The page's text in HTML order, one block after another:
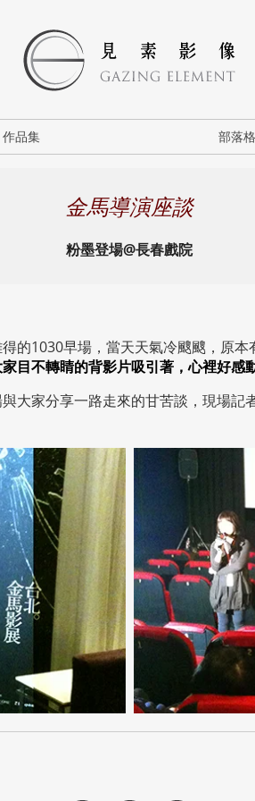
作品集 部落格
金馬導演座談
粉墨登場@長春戲院
的1030早場，當天天氣冷颼颼，原
目不轉睛的背影片吸引著，心裡好感
大家分享一路走來的甘苦談，現場記